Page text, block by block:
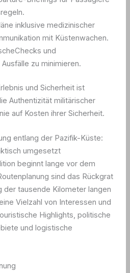
inklusive medizinischer
mit Küstenwachen.
und
zu minimieren.
und Sicherheit ist
Authentizität militärischer
auf Kosten ihrer Sicherheit.
entlang der Pazifik-Küste:
umgesetzt
beginnt lange vor dem
sind das Rückgrat
der tausende Kilometer langen
Vielzahl von Interessen und
Highlights, politische
und logistische